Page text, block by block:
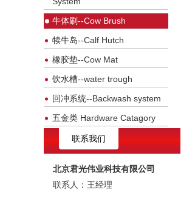
牛体刷--Cow Brush
犊牛岛--Calf Hutch
橡胶垫--Cow Mat
饮水槽--water trough
回冲系统--Backwash system
五金类 Hardware Catagory
联系我们
北京君光伟业科技有限公司
联系人：王经理